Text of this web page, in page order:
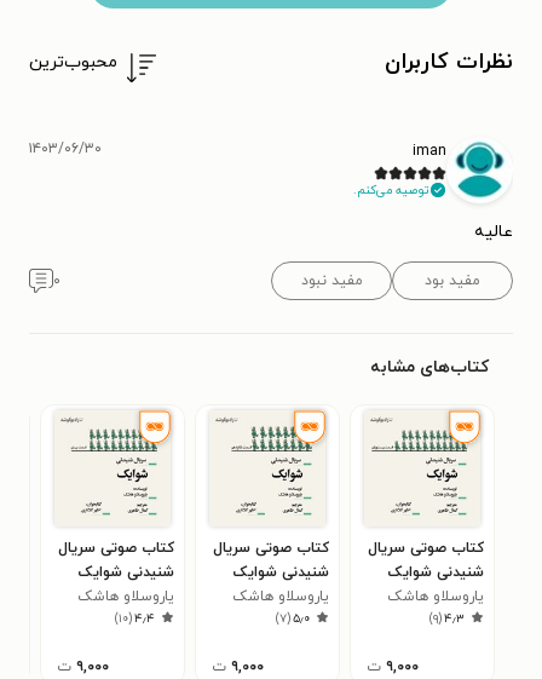
نظرات کاربران محبوب‌ترین
iman
توصیه می‌کنم.
۱۴۰۳/۰۶/۳۰
عالیه
مفید بود مفید نبود ۰
کتاب‌های مشابه
کتاب صوتی سریال
شنیدنی شوایک
(قسمت بیست و
یکم)
یاروسلاو هاشک
۴٫۳(۹)
۹,۰۰۰ ت
کتاب صوتی سریال
شنیدنی شوایک
(قسمت شانزدهم)
یاروسلاو هاشک
۵٫۰(۷)
۹,۰۰۰ ت
کتاب صوتی سریال
شنیدنی شوایک
(قسمت بیستم)
یاروسلاو هاشک
۴٫۴(۱۰)
۹,۰۰۰ ت